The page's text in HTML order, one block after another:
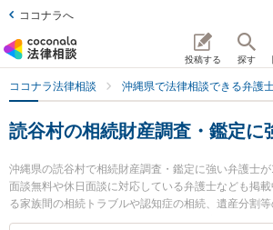
ココナラへ
投稿する 探す
ココナラ法律相談 沖縄県で法律相談できる弁護
読谷村の相続財産調査・鑑定に
沖縄県の読谷村で相続財産調査・鑑定に強い弁護士
面談無料や休日面談に対応している弁護士なども掲
る家族間の相続トラブルや認知症の相続、遺産分割
み検索もでき便利です。特に弁護士法人琉球スフィ